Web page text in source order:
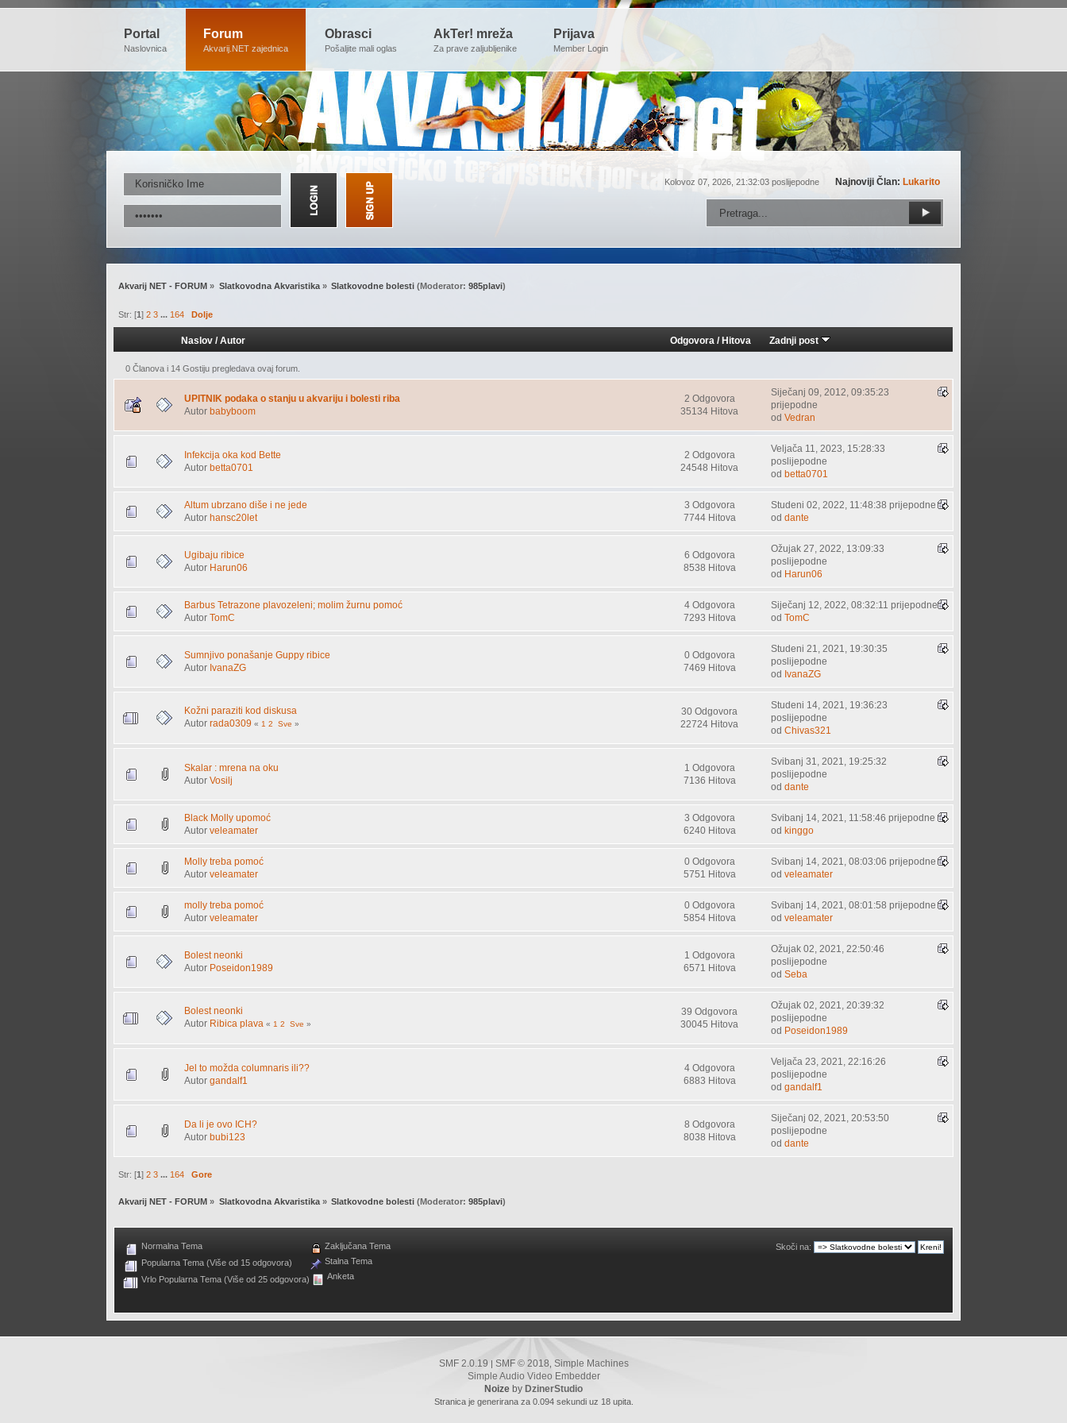
Portal
Naslovnica
Forum
Akvarij.NET zajednica
Obrasci
Pošaljite mali oglas
AkTer! mreža
Za prave zaljubljenike
Prijava
Member Login
Kolovoz 07, 2026, 21:32:03 poslijepodne Najnoviji Član: Lukarito
Akvarij NET - FORUM » Slatkovodna Akvaristika» Slatkovodne bolesti (Moderator:985plavi)
Str: [1] 2 3 ... 164 Dolje
Naslov /Autor Odgovora/Hitova Zadnji post
0 Članova i 14 Gostiju pregledava ovaj forum.
UPITNIK podaka o stanju u akvariju i bolesti riba
Autorbabyboom
2 Odgovora
35134 Hitova
Siječanj 09, 2012, 09:35:23
prijepodne
odVedran
Infekcija oka kod Bette
Autorbetta0701
2 Odgovora
24548 Hitova
Veljača 11, 2023, 15:28:33
poslijepodne
odbetta0701
Altum ubrzano diše i ne jede
Autorhansc20let
3 Odgovora
7744 Hitova
Studeni 02, 2022, 11:48:38 prijepodne
oddante
Ugibaju ribice
Autor Harun06
6 Odgovora
8538 Hitova
Ožujak 27, 2022, 13:09:33
poslijepodne
od Harun06
Barbus Tetrazone plavozeleni; molim žurnu pomoć
AutorTomC
4 Odgovora
7293 Hitova
Siječanj 12, 2022, 08:32:11 prijepodne
odTomC
Sumnjivo ponašanje Guppy ribice
Autor IvanaZG
0 Odgovora
7469 Hitova
Studeni 21, 2021, 19:30:35
poslijepodne
od IvanaZG
Kožni paraziti kod diskusa
Autorrada0309 « 1 2 Sve »
30 Odgovora
22724 Hitova
Studeni 14, 2021, 19:36:23
poslijepodne
odChivas321
Skalar : mrena na oku
AutorVosilj
1 Odgovora
7136 Hitova
Svibanj 31, 2021, 19:25:32
poslijepodne
oddante
Black Molly upomoć
Autorveleamater
3 Odgovora
6240 Hitova
Svibanj 14, 2021, 11:58:46 prijepodne
odkinggo
Molly treba pomoć
Autorveleamater
0 Odgovora
5751 Hitova
Svibanj 14, 2021, 08:03:06 prijepodne
odveleamater
molly treba pomoć
Autorveleamater
0 Odgovora
5854 Hitova
Svibanj 14, 2021, 08:01:58 prijepodne
odveleamater
Bolest neonki
Autor Poseidon1989
1 Odgovora
6571 Hitova
Ožujak 02, 2021, 22:50:46
poslijepodne
odSeba
Bolest neonki
Autor Ribica plava « 1 2 Sve »
39 Odgovora
30045 Hitova
Ožujak 02, 2021, 20:39:32
poslijepodne
od Poseidon1989
Jel to možda columnaris ili??
Autorgandalf1
4 Odgovora
6883 Hitova
Veljača 23, 2021, 22:16:26
poslijepodne
odgandalf1
Da li je ovo ICH?
Autorbubi123
8 Odgovora
8038 Hitova
Siječanj 02, 2021, 20:53:50
poslijepodne
oddante
Str: [1] 2 3 ... 164 Gore
Akvarij NET - FORUM » Slatkovodna Akvaristika» Slatkovodne bolesti (Moderator:985plavi)
Skoči na:
Normalna Tema
Popularna Tema (Više od 15 odgovora)
Vrlo Popularna Tema (Više od 25 odgovora)
Zaključana Tema
Stalna Tema
Anketa
SMF 2.0.19 | SMF © 2018 Simple Machines
Simple Audio Video Embedder
Noize by DzinerStudio
Stranica je generirana za 0.094 sekundi uz 18 upita.